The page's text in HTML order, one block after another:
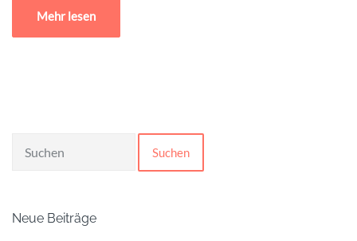
Mehr lesen
Suchen
Neue Beiträge